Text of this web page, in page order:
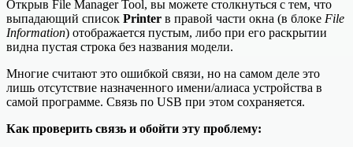
Открыв File Manager Tool, вы можете столкнуться с тем, что
выпадающий список Printer в правой части окна (в блоке File
Information) отображается пустым, либо при его раскрытии
видна пустая строка без названия модели.
Многие считают это ошибкой связи, но на самом деле это
лишь отсутствие назначенного имени/алиаса устройства в
самой программе. Связь по USB при этом сохраняется.
Как проверить связь и обойти эту проблему: